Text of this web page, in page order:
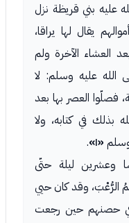
عليه بني قريظة نزل
يقال لها يراقا،
العشاء الآخرة ولم
الله عليه وسلم: لا
فصلّوا العصر بها بعد
بذلك في كتابه، ولا
«١» .
وعشرين ليلة حتّى
الرُّعْبَ، وقد كان حيي
حصنهم حين رجعت